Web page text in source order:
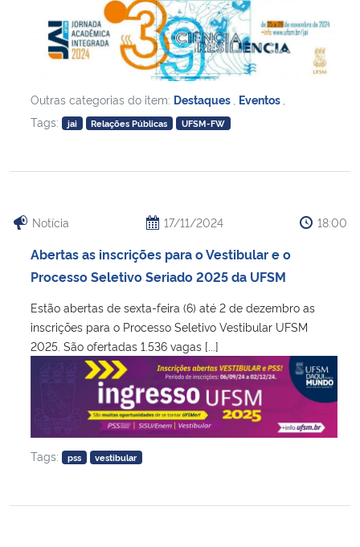
Outras categorias do item: Destaques Eventos
Tags:
jai Relações Públicas UFSM-FW
Notícia 17/11/2024 18:00
Abertas as inscrições para o Vestibular e o
Processo Seletivo Seriado 2025 da UFSM
Estão abertas de sexta-feira (6) até 2 de dezembro as
inscrições para o Processo Seletivo Vestibular UFSM
2025. São ofertadas 1.536 vagas [...]
Tags: pss vestibular